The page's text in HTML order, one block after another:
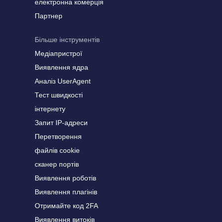
електронна комерція
Партнер
Більше інструментів
Медіапристрої
Виявлення ядра
Аналіз UserAgent
Тест швидкості
інтернету
Запит IP-адреси
Перетворення
файлів cookie
сканер портів
Виявлення роботів
Виявлення плагінів
Отримайте код 2FA
Виявлення витоків